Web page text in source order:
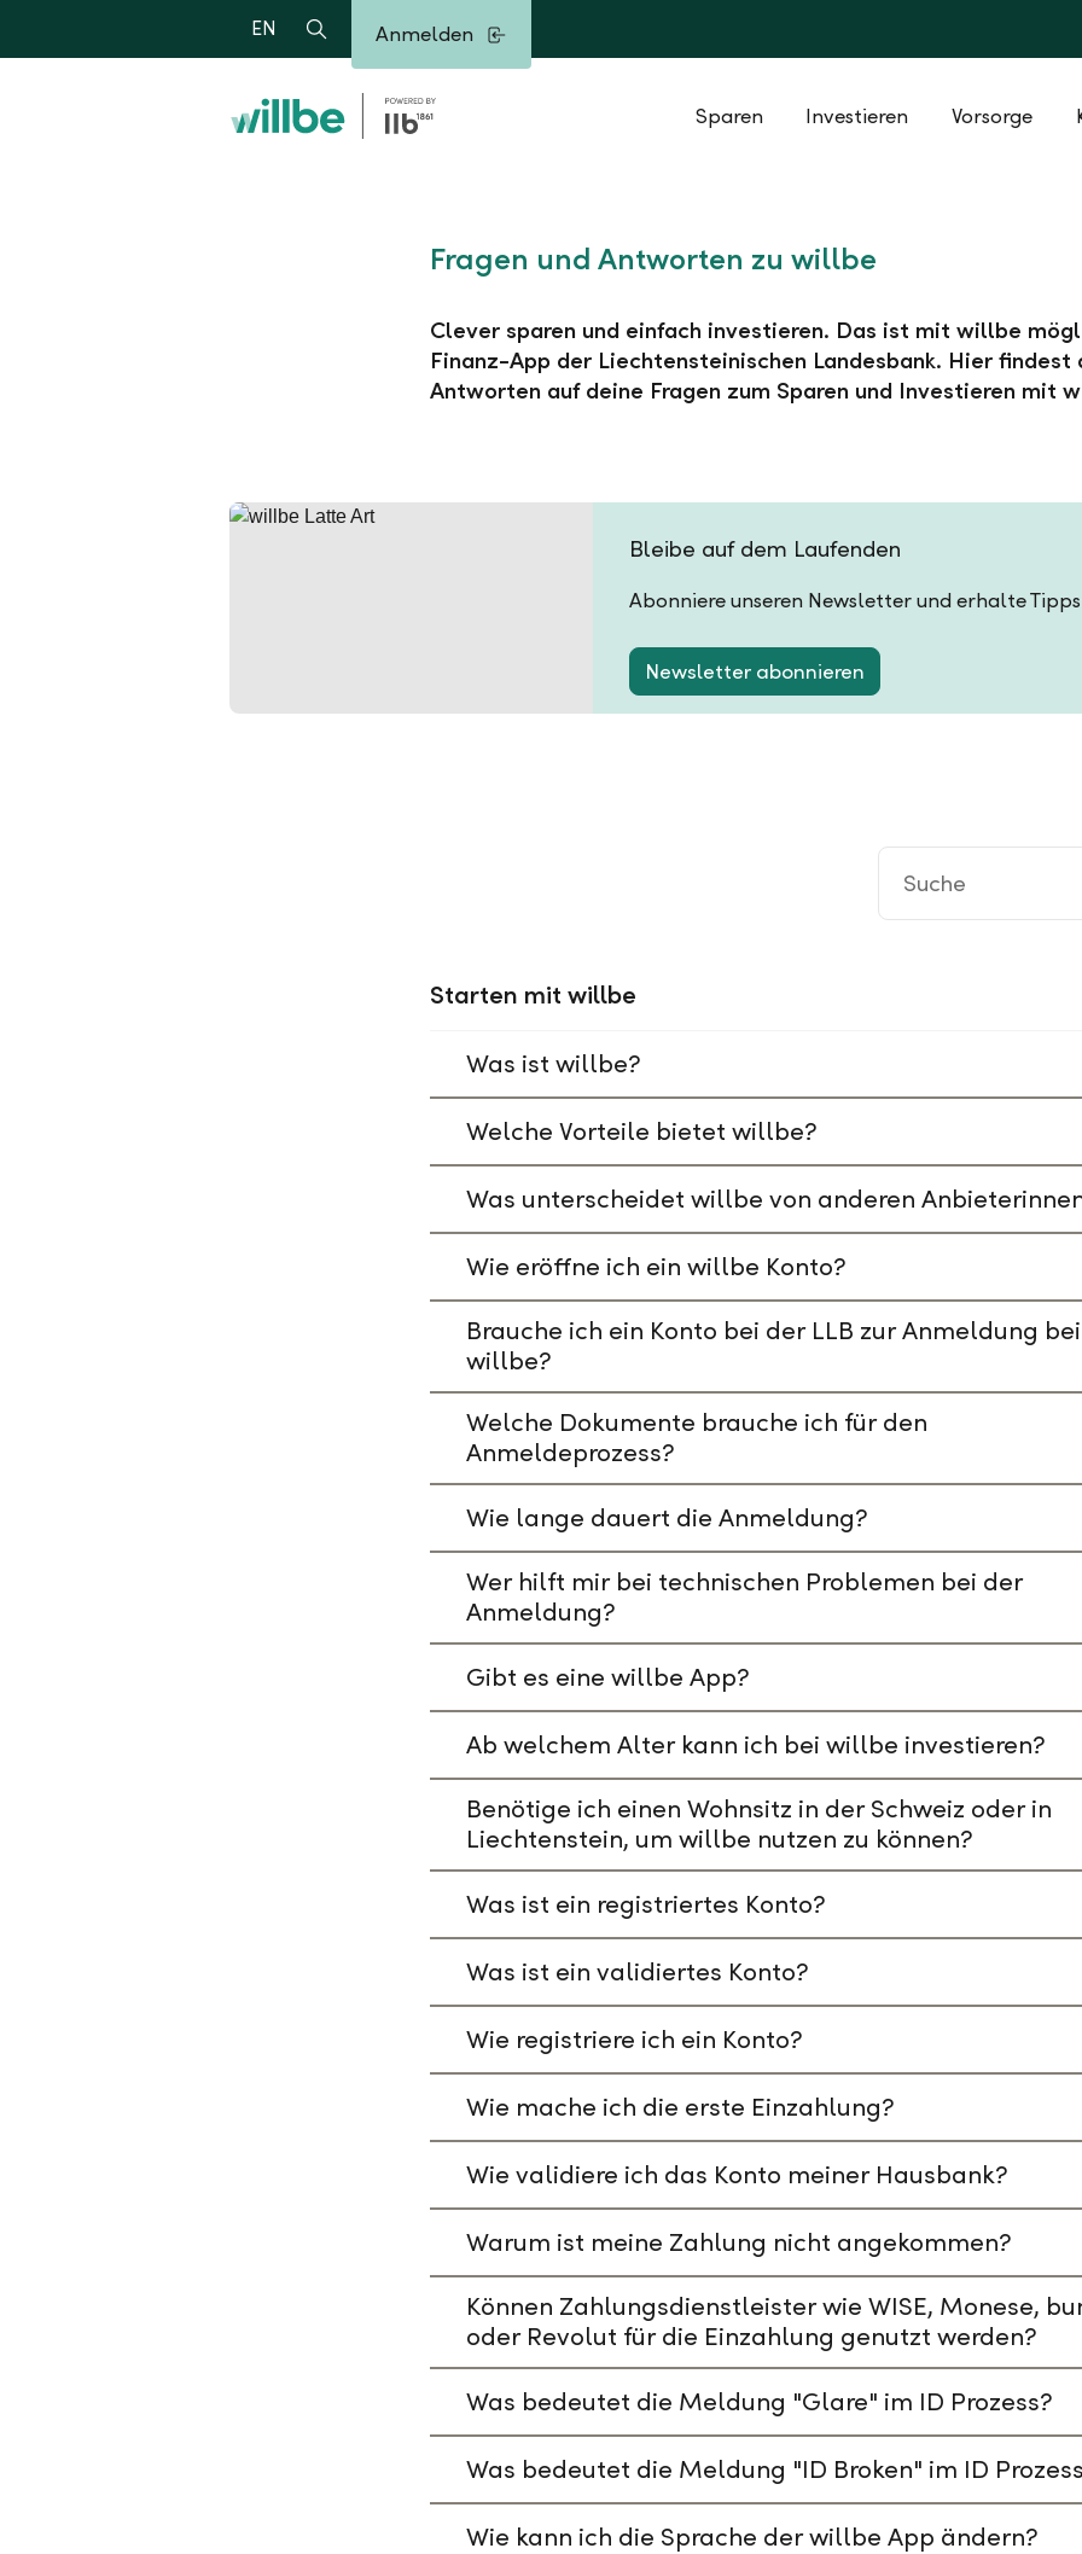
EN Suche Anmelden
Sparen Investieren Vorsorge
Fragen und Antworten zu willbe
Clever sparen und einfach investieren. Das ist mit willbe
Finanz-App der Liechtensteinischen Landesbank. Hier findest
Antworten auf deine Fragen zum Sparen und Investieren mit
Bleibe auf dem Laufenden
Abonniere unseren Newsletter und erhalte
Newsletter abonnieren
Starten mit willbe
Was ist willbe?
Welche Vorteile bietet willbe?
Was unterscheidet willbe von anderen
Wie eröffne ich ein willbe Konto?
Brauche ich ein Konto bei der LLB zur Anmeldung bei
willbe?
Welche Dokumente brauche ich für den
Anmeldeprozess?
Wie lange dauert die Anmeldung?
Wer hilft mir bei technischen Problemen bei der
Anmeldung?
Gibt es eine willbe App?
Ab welchem Alter kann ich bei willbe investieren?
Benötige ich einen Wohnsitz in der Schweiz oder in
Liechtenstein, um willbe nutzen zu können?
Was ist ein registriertes Konto?
Was ist ein validiertes Konto?
Wie registriere ich ein Konto?
Wie mache ich die erste Einzahlung?
Wie validiere ich das Konto meiner Hausbank?
Warum ist meine Zahlung nicht angekommen?
Können Zahlungsdienstleister wie WISE, Monese,
oder Revolut für die Einzahlung genutzt werden?
Was bedeutet die Meldung "Glare" im ID Prozess?
Was bedeutet die Meldung "ID Broken" im ID
Wie kann ich die Sprache der willbe App ändern?